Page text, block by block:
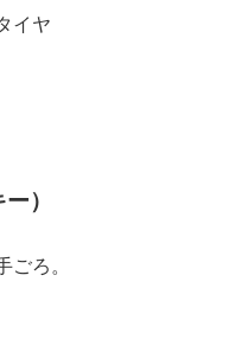
ヤ
）
ごろ。